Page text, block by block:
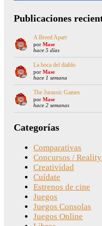
Publicaciones
A Breed Apart
por Mase
hace 5 días
La boca del diablo
por Mase
hace 1 semana
The Jurassic Games
por Mase
hace 2 semanas
Categorías
Comparativas
Concursos /
Creatividad
Cuídate
Estrenos de cine
Juegos
Juegos Consolas
Juegos Online